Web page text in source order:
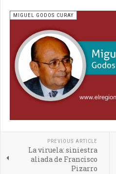
MIGUEL GODOS CURAY
PREVIOUS ARTICLE
La viruela: siniestra
aliada de Francisco
Pizarro